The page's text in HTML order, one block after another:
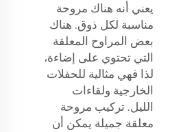
يعني أنه هناك مروحة
مناسبة لكل ذوق. هناك
بعض المراوح المعلقة
التي تحتوي على إضاءة،
لذا فهي مثالية للحفلات
الخارجية ولقاءات
الليل. تركيب مروحة
معلقة جميلة يمكن أن